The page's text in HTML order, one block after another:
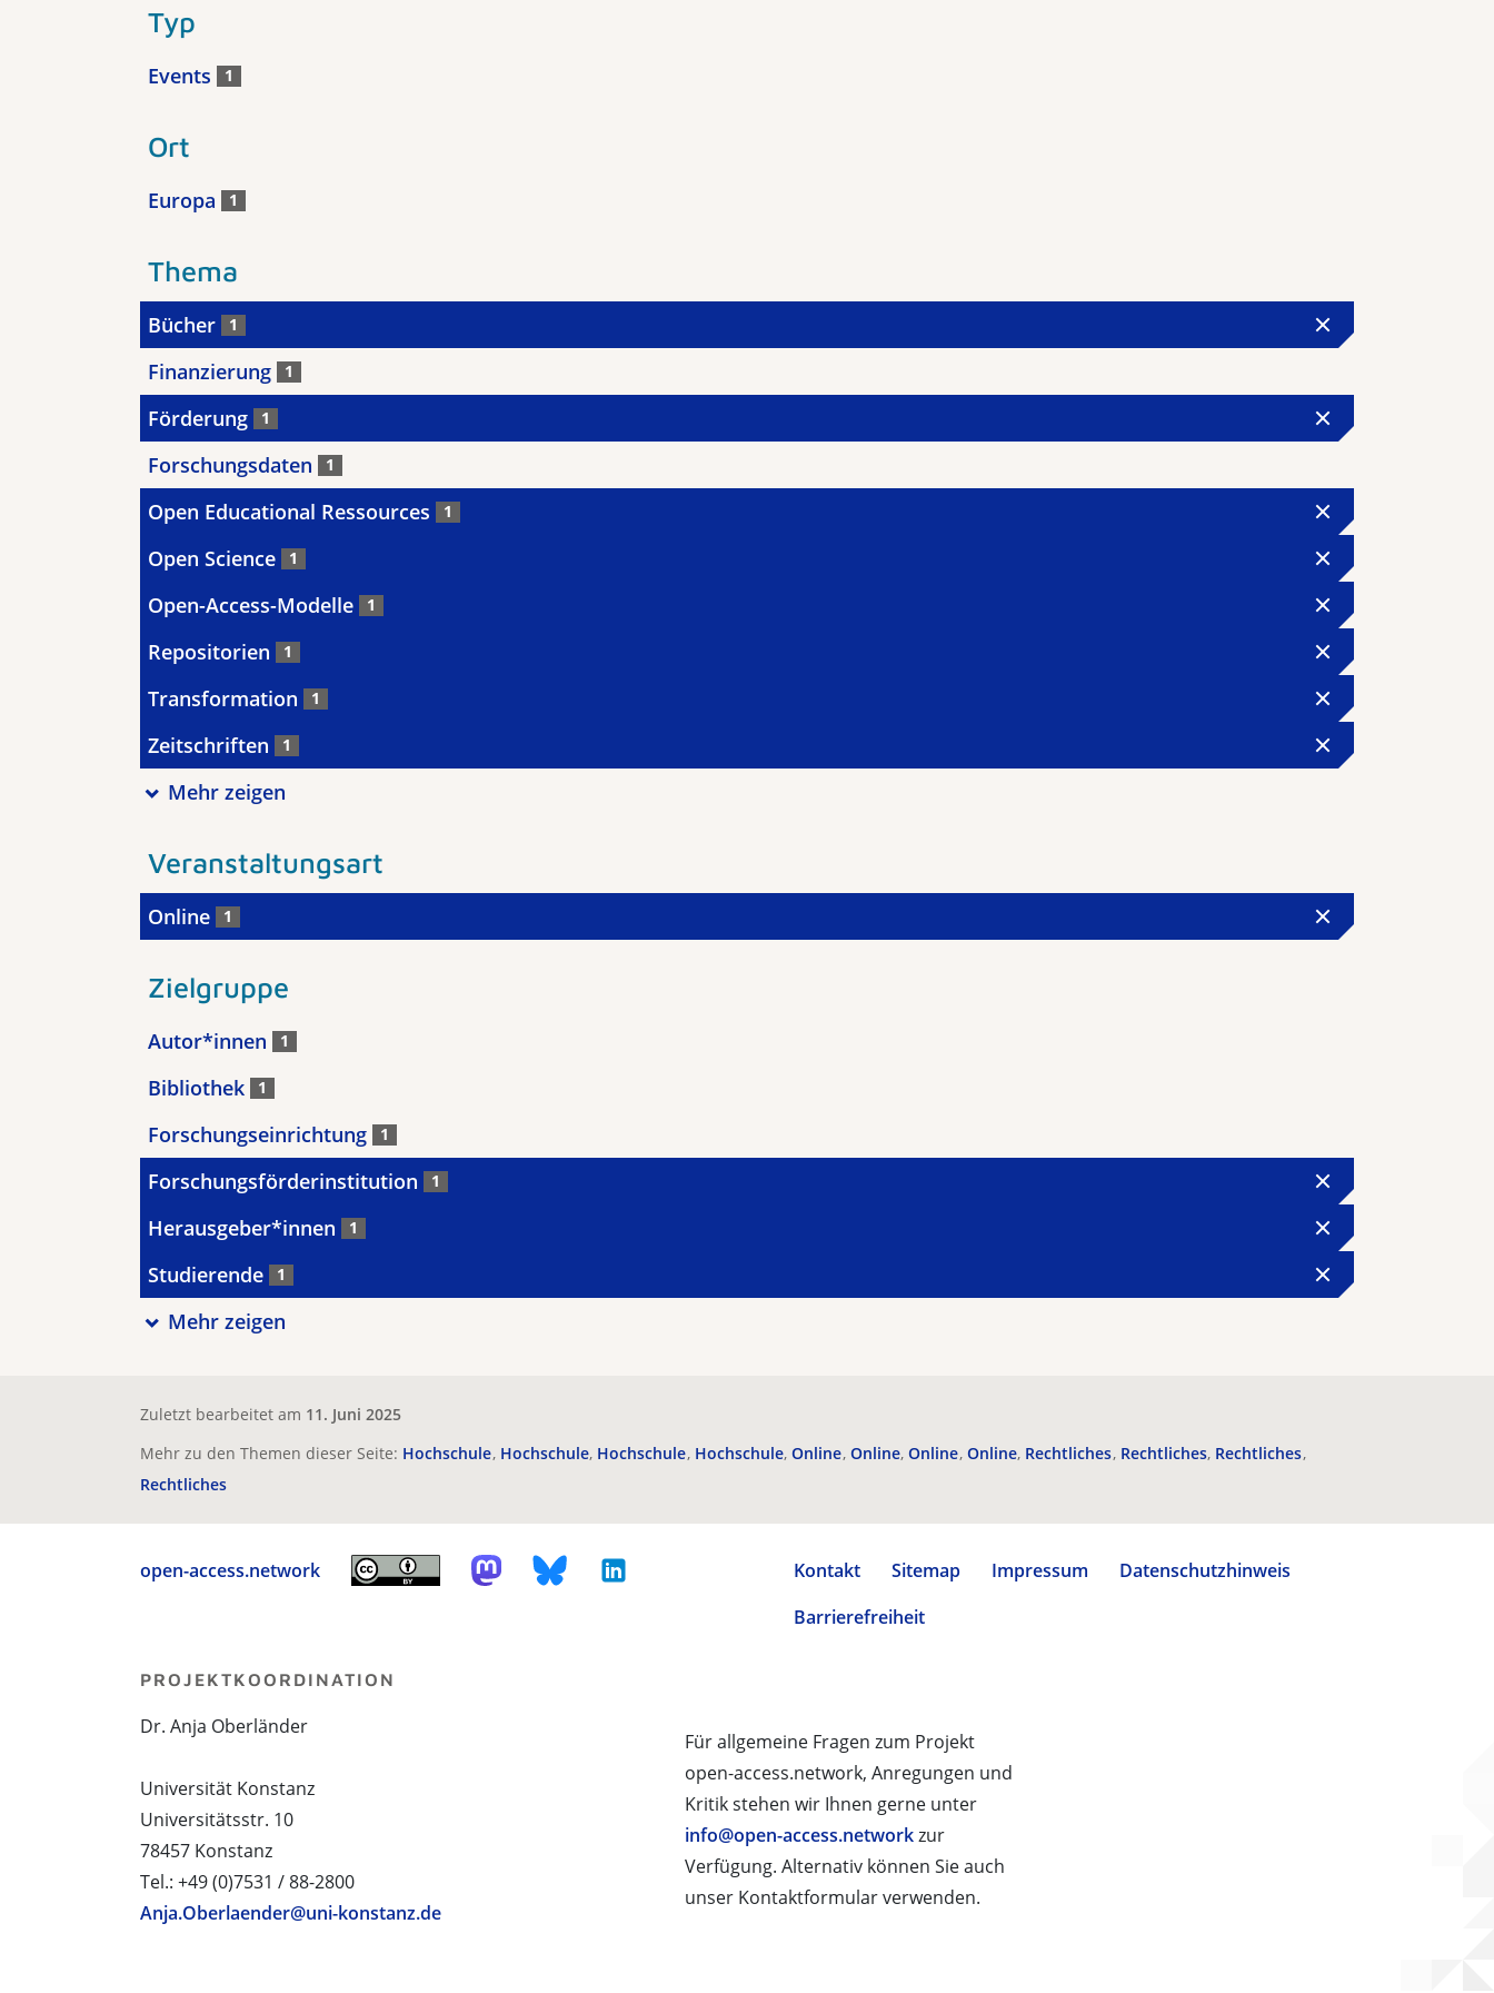
Typ
Events 1
Ort
Europa 1
Thema
Bücher 1
Finanzierung 1
Förderung 1
Forschungsdaten 1
Open Educational Ressources 1
Open Science 1
Open-Access-Modelle 1
Repositorien 1
Transformation 1
Zeitschriften 1
Mehr zeigen
Veranstaltungsart
Online 1
Zielgruppe
Autor*innen 1
Bibliothek 1
Forschungseinrichtung 1
Forschungsförderinstitution 1
Herausgeber*innen 1
Studierende 1
Mehr zeigen
Zuletzt bearbeitet am 11. Juni 2025
Mehr zu den Themen dieser Seite: Hochschule Hochschule Hochschule Hochschule Online Online Online Online Rechtliches Rechtliches Rechtliches
Rechtliches
open-access.network Kontakt Sitemap Impressum
Datenschutzhinweis
Barrierefreiheit
Für allgemeine Fragen zum Projekt
open-access.network, Anregungen und
Kritik stehen wir Ihnen gerne unter
info@open-access.networkzur
Verfügung. Alternativ können Sie auch
unser Kontaktformular verwenden.
PROJEKTKOORDINATION
Dr. Anja Oberländer
Universität Konstanz
Universitätsstr. 10
78457 Konstanz
Tel.: +49 (0)7531 / 88-2800
Anja.Oberlaender@uni-konstanz.de